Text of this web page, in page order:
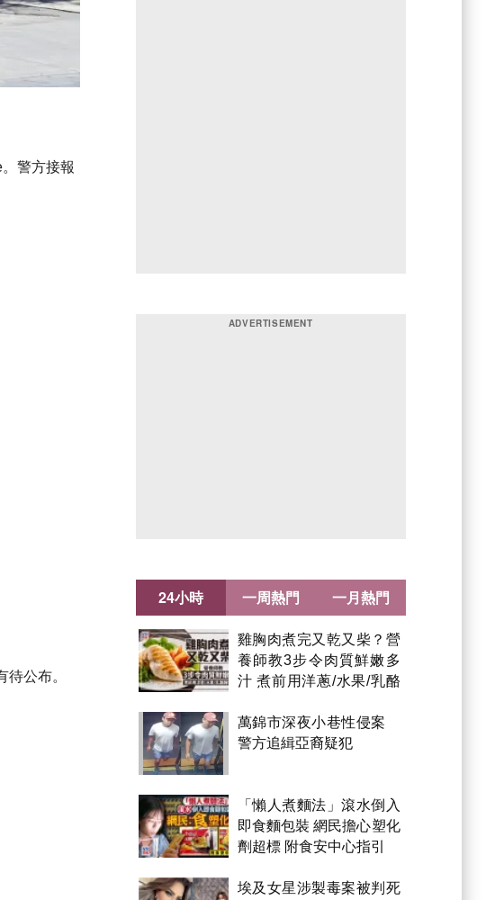
警方接報
公布。
24小時
雞胸肉煮完又乾又柴？營
養師教3步令肉質鮮嫩多
汁 煮前用洋蔥/水果/乳酪
萬錦市深夜小巷性侵案
警方追緝亞裔疑犯
「懶人煮麵法」滾水倒入
即食麵包裝 網民擔心塑化
劑超標 附食安中心指引
埃及女星涉製毒案被判死
一周熱門 一月熱門